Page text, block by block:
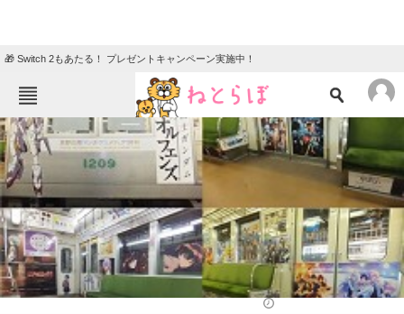
🎁 Switch 2もあたる！ プレゼントキャンペーン実施中！
ねとらぼメニュー
TOP ニュース
エンタメ
グルメ 地域
住まい 教育・育児
動物 リサーチ